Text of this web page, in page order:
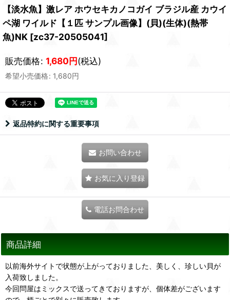
【淡水魚】激レア ホウセキカノコガイ ブラジル産 カウイ
ペ湖 ワイルド【１匹 サンプル画像】(貝)(生体)(熱帯
魚)NK [zc37-20505041]
販売価格: 1,680円(税込)
希望小売価格: 1,680円
返品特約に関する重要事項
お問い合わせ
お気に入り登録
電話お問合わせ
商品詳細
以前海外サイトで状態が上がっておりました、美しく、珍しい貝が
入荷致しました。
今回問屋はミックスで送ってきておりますが、個体差がございます